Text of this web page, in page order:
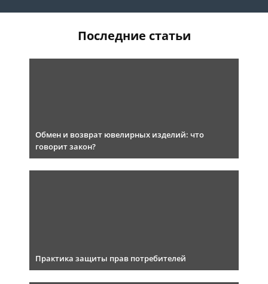
Последние статьи
Обмен и возврат ювелирных изделий: что
говорит закон?
Практика защиты прав потребителей